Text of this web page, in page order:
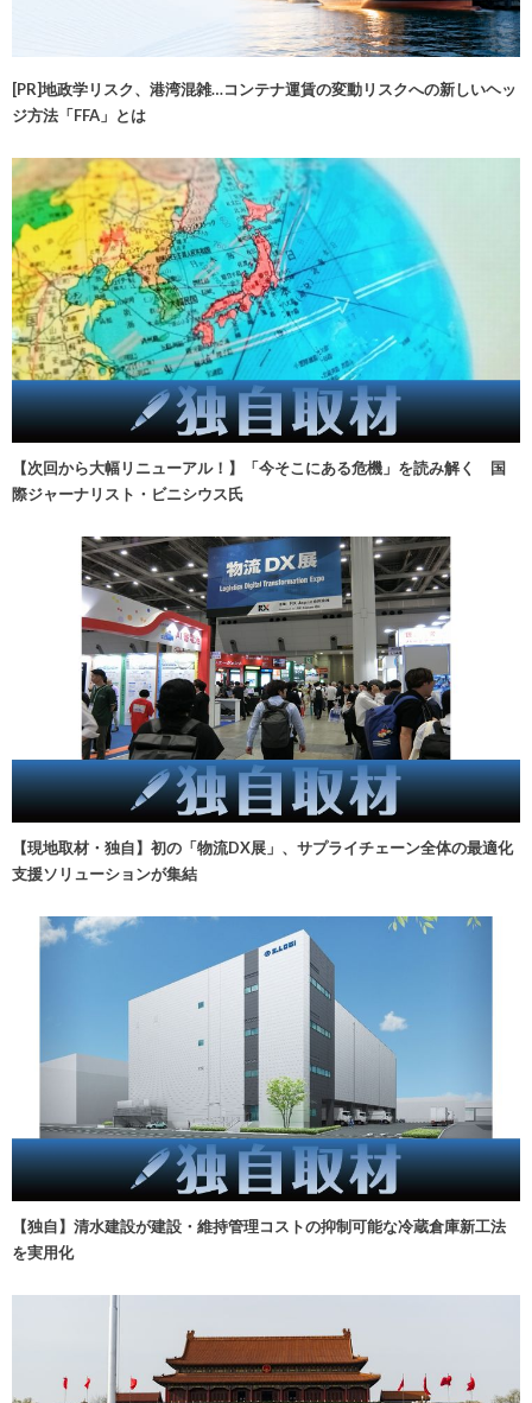
[PR]地政学リスク、港湾混雑…コンテナ運賃の変動リスクへの新しいヘッ
ジ方法「FFA」とは
【次回から大幅リニューアル！】「今そこにある危機」を読み解く 国
際ジャーナリスト・ビニシウス氏
【現地取材・独自】初の「物流DX展」、サプライチェーン全体の最適化
支援ソリューションが集結
【独自】清水建設が建設・維持管理コストの抑制可能な冷蔵倉庫新工法
を実用化